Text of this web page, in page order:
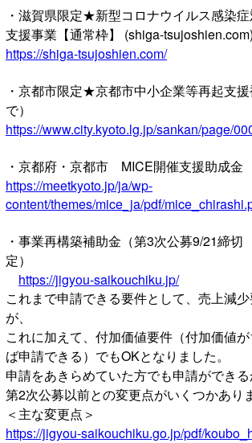
・滋賀県限定★新型コロナウイルス感染
支援事業【通常枠】 (shiga-
https://shiga-tsujoshien.com/
・京都市限定★京都市中小企業等再起支
で）
https://www.city.kyoto.lg.jp/sankan/page/
・京都府・京都市 MICE開催支援助成金
https://meetkyoto.jp/ja/wp-
content/themes/mice_ja/pdf/
・事業再構築補助金（第3次公募9/21締
定）
https://jigyou-saikouchiku.jp/
これまで申請できる要件として、売上減
が、
これに加えて、付加価値要件（付加価値
ば申請できる）でもOKとなりました。
申請をあきらめていた方でも申請ができる
第2次公募以前との変更点がいくつかあり
＜主な変更点＞
https://jigyou-saikouchiku.go.jp/pdf/